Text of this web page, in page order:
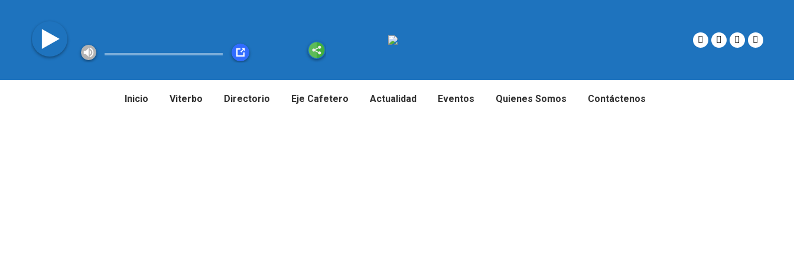
Inicio Viterbo Directorio Eje Cafetero Actualidad Eventos Quienes Somos Contáctenos